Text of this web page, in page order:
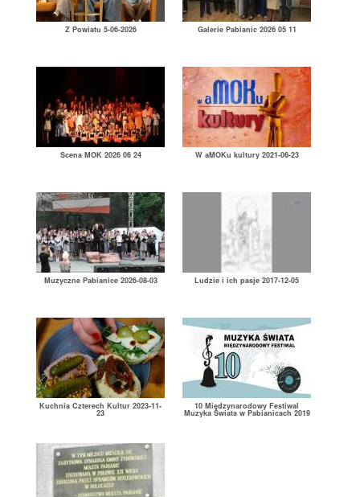
Z Powiatu 5-06-2026 Galerie Pabianic 2026 05 11
Scena MOK 2026 06 24 W aMOKu kultury 2021-06-23
Muzyczne Pabianice 2026-08-03 Ludzie i ich pasje 2017-12-05
Kuchnia Czterech Kultur 2023-11-
23
10 Międzynarodowy Festiwal
Muzyka Świata w Pabianicach 2019